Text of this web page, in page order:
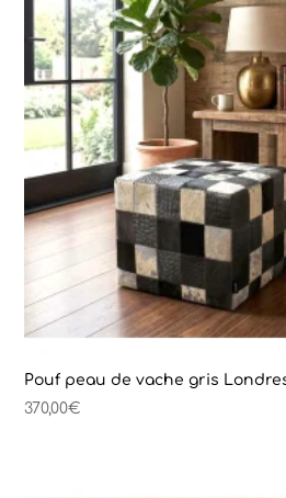
Pouf peau de vache gris
370,00€